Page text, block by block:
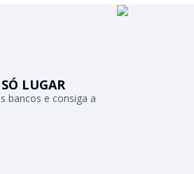
LUGAR
bancos e consiga a